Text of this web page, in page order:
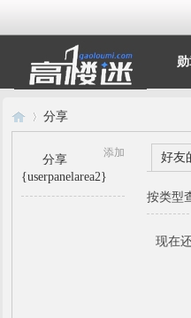
分享
添加
分享
{userpanelarea2}
好友
按类型
现在